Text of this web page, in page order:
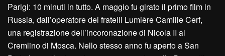
Parigi: 10 minuti in tutto. A maggio fu girato il primo film in
Russia, dall’operatore dei fratelli Lumière Camille Cerf,
una registrazione dell’incoronazione di Nicola II al
Cremlino di Mosca. Nello stesso anno fu aperto a San